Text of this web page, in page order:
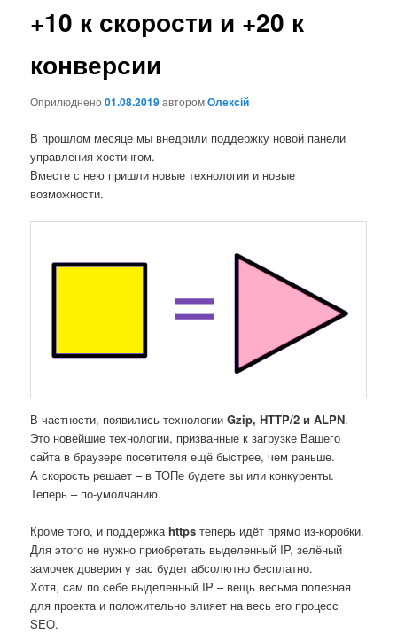
+10 к скорости и +20 к
конверсии
Оприлюднено01.08.2019авторомОлексій
В прошлом месяце мы внедрили поддержку новой панели
управления хостингом.
Вместе с нею пришли новые технологии и новые
возможности.
В частности, появились технологииGzip, HTTP/2 и ALPN.
Это новейшие технологии, призванные к загрузке Вашего
сайта в браузере посетителя ещё быстрее, чем раньше.
А скорость решает – в ТОПе будете вы или конкуренты.
Теперь – по-умолчанию.
Кроме того, и поддержкаhttps теперь идёт прямо из-коробки.
Для этого не нужно приобретать выделенный IP, зелёный
замочек доверия у вас будет абсолютно бесплатно.
Хотя, сам по себе выделенный IP – вещь весьма полезная
для проекта и положительно влияет на весь его процесс
SEO.